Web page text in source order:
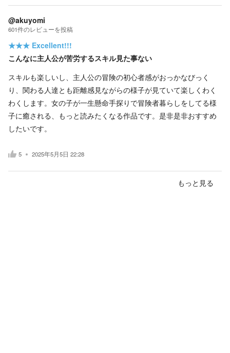
@akuyomi
601件のレビューを投稿
★★★ Excellent!!!
こんなに主人公が苦労するスキル見た事ない
スキルも楽しいし、主人公の冒険の初心者感がおっかなびっく
り、関わる人達とも距離感見ながらの様子が見ていて楽しくわく
わくします。女の子が一生懸命手探りで冒険者暮らしをしてる様
子に癒される、もっと読みたくなる作品です。是非是非おすすめ
したいです。
5 2025年5月5日 22:28
もっと見る